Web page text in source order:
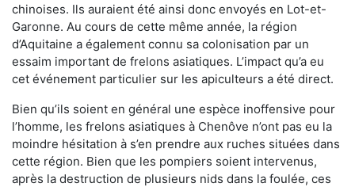
chinoises. Ils auraient été ainsi donc envoyés en Lot-et-
Garonne. Au cours de cette même année, la région
d’Aquitaine a également connu sa colonisation par un
essaim important de frelons asiatiques. L’impact qu’a eu
cet événement particulier sur les apiculteurs a été direct.
Bien qu’ils soient en général une espèce inoffensive pour
l’homme, les frelons asiatiques à Chenôve n’ont pas eu la
moindre hésitation à s’en prendre aux ruches situées dans
cette région. Bien que les pompiers soient intervenus,
après la destruction de plusieurs nids dans la foulée, ces